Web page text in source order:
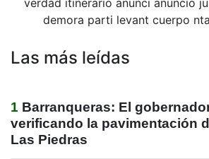
demora parti levant cuerpo
Las más leídas
1 Barranqueras: El
verificando la pavimentación
Las Piedras